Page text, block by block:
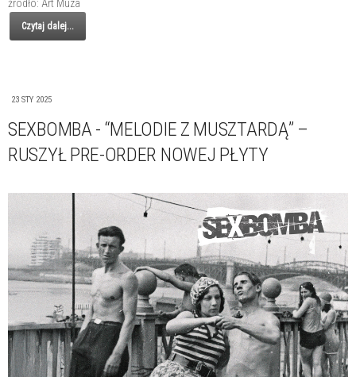
źródło: Art Muza
Czytaj dalej...
23 STY 2025
SEXBOMBA - “MELODIE Z MUSZTARDĄ” –
RUSZYŁ PRE-ORDER NOWEJ PŁYTY